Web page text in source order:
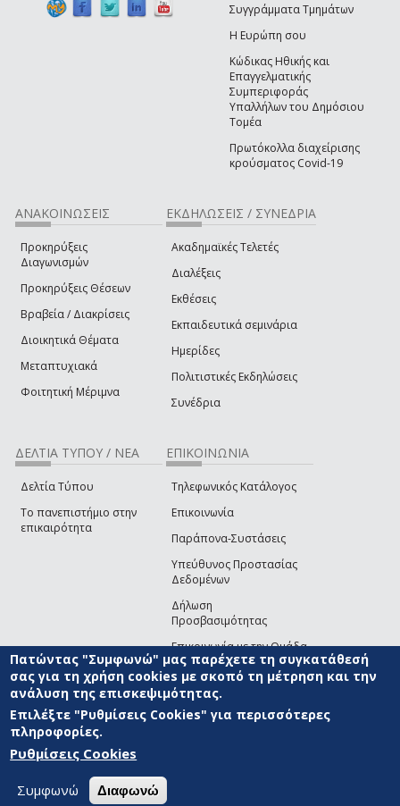
Συγγράμματα Τμημάτων
Η Ευρώπη σου
Κώδικας Ηθικής και
Επαγγελματικής
Συμπεριφοράς
Υπαλλήλων του Δημόσιου
Τομέα
Πρωτόκολλα διαχείρισης
κρούσματος Covid-19
ΑΝΑΚΟΙΝΩΣΕΙΣ
Προκηρύξεις
Διαγωνισμών
Προκηρύξεις Θέσεων
Βραβεία / Διακρίσεις
Διοικητικά Θέματα
Μεταπτυχιακά
Φοιτητική Μέριμνα
ΕΚΔΗΛΩΣΕΙΣ / ΣΥΝΕΔΡΙΑ
Ακαδημαϊκές Τελετές
Διαλέξεις
Εκθέσεις
Εκπαιδευτικά σεμινάρια
Ημερίδες
Πολιτιστικές Εκδηλώσεις
Συνέδρια
ΔΕΛΤΙΑ ΤΥΠΟΥ / ΝΕΑ
Δελτία Τύπου
Το πανεπιστήμιο στην
επικαιρότητα
ΕΠΙΚΟΙΝΩΝΙΑ
Τηλεφωνικός Κατάλογος
Επικοινωνία
Παράπονα-Συστάσεις
Υπεύθυνος Προστασίας
Δεδομένων
Δήλωση
Προσβασιμότητας
Επικοινωνία με την Ομάδα
Ανάπτυξης του site(link sends e-mail)
© ΠΑΝΕΠΙΣΤΗΜΙΟ ΑΙΓΑΙΟΥ ΟΡΟΙ ΧΡΗΣΗΣ
ΑΝΑΠΤΥΞΗΣ
Πατώντας "Συμφωνώ" μας παρέχετε τη συγκατάθεσή
σας για τη χρήση cookies με σκοπό τη μέτρηση και την
ανάλυση της επισκεψιμότητας.
Επιλέξτε "Ρυθμίσεις Cookies" για περισσότερες
πληροφορίες.
Ρυθμίσεις Cookies
Συμφωνώ Διαφωνώ